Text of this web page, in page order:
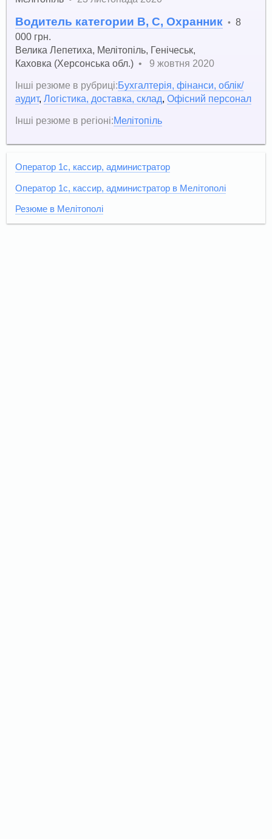
Водитель категории В, С, Охранник •8
000 грн.
Велика Лепетиха, Мелітопіль, Генічеськ,
Каховка (Херсонська обл.) •
9 жовтня 2020
Інші резюме в рубриці:Бухгалтерія, фінанси, облік/
аудит,Логістика, доставка, склад,Офісний персонал
Інші резюме в регіоні:Мелітопіль
Оператор 1c, кассир, администратор
Оператор 1c, кассир, администратор в Мелітополі
Резюме в Мелітополі